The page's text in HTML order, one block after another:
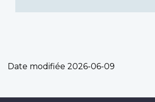
Date modifiée 2026-06-09